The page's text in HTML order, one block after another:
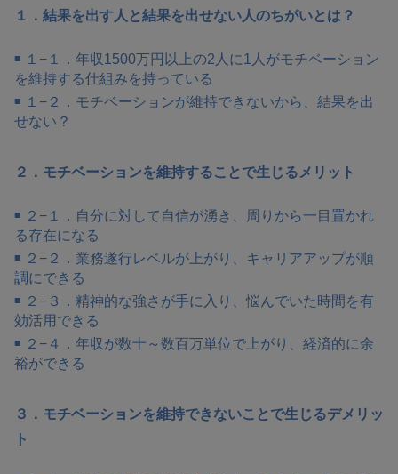
１．結果を出す人と結果を出せない人のちがいとは？
１−１．年収1500万円以上の2人に1人がモチベーション
を維持する仕組みを持っている
１−２．モチベーションが維持できないから、結果を出
せない？
２．モチベーションを維持することで生じるメリット
２−１．自分に対して自信が湧き、周りから一目置かれ
る存在になる
２−２．業務遂行レベルが上がり、キャリアアップが順
調にできる
２−３．精神的な強さが手に入り、悩んでいた時間を有
効活用できる
２−４．年収が数十～数百万単位で上がり、経済的に余
裕ができる
３．モチベーションを維持できないことで生じるデメリッ
ト